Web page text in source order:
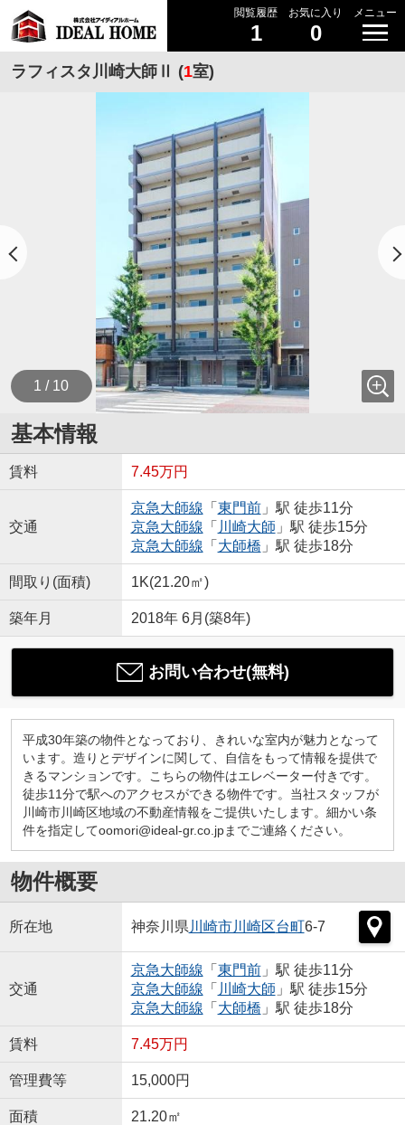
閲覧履歴
1
お気に入り
0
メニュー
ラフィスタ川崎大師Ⅱ (1室)
1 / 10
基本情報
賃料 7.45万円
交通
京急大師線 「 東門前」駅 徒歩11分
京急大師線 「 川崎大師 」駅 徒歩15分
京急大師線 「 大師橋 」駅 徒歩18分
間取り(面積) 1K(21.20㎡)
築年月 2018年 6月(築8年)
お問い合わせ(無料)
平成30年築の物件となっており、きれいな室内が魅力となって
います。造りとデザインに関して、自信をもって情報を提供で
きるマンションです。こちらの物件はエレベーター付きです。
徒歩11分で駅へのアクセスができる物件です。当社スタッフが
川崎市川崎区地域の不動産情報をご提供いたします。細かい条
件を指定してoomori@ideal-gr.co.jpまでご連絡ください。
物件概要
所在地 神奈川県 川崎市川崎区台町6-7
交通
京急大師線 「 東門前」駅 徒歩11分
京急大師線 「 川崎大師 」駅 徒歩15分
京急大師線 「 大師橋 」駅 徒歩18分
賃料 7.45万円
管理費等 15,000円
面積 21.20㎡